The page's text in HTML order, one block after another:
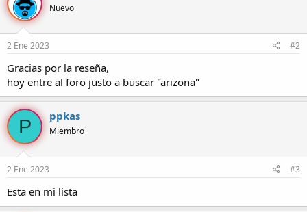
Nuevo
2 Ene 2023 #2
Gracias por la reseña,
hoy entre al foro justo a buscar "arizona"
P ppkas
Miembro
2 Ene 2023 #3
Esta en mi lista